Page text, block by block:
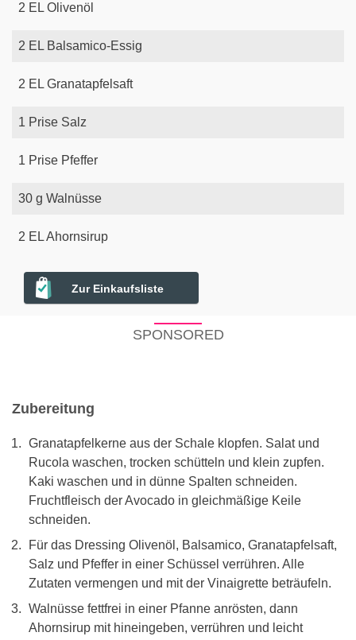
2 EL Olivenöl
2 EL Balsamico-Essig
2 EL Granatapfelsaft
1 Prise Salz
1 Prise Pfeffer
30 g Walnüsse
2 ELAhornsirup
Zur Einkaufsliste
SPONSORED
Zubereitung
Granatapfelkerne aus der Schale klopfen. Salat und
Rucola waschen, trocken schütteln und klein zupfen.
Kaki waschen und in dünne Spalten schneiden.
Fruchtfleisch der Avocado in gleichmäßige Keile
schneiden.
Für das Dressing Olivenöl, Balsamico, Granatapfelsaft,
Salz und Pfeffer in einer Schüssel verrühren. Alle
Zutaten vermengen und mit der Vinaigrette beträufeln.
Walnüsse fettfrei in einer Pfanne anrösten, dann
Ahornsirup mit hineingeben, verrühren und leicht